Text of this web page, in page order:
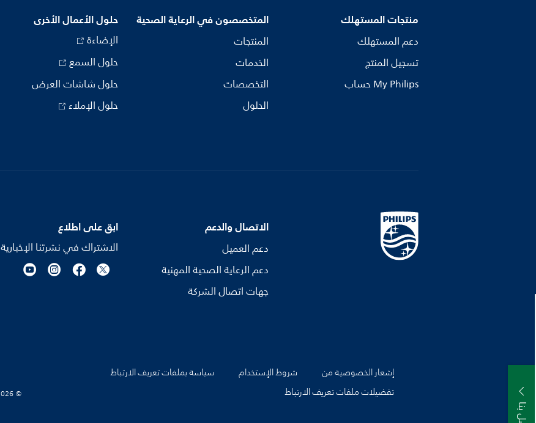
منتجات المستهلك
دعم المستهلك
تسجيل المنتج
My Philips حساب
المتخصصون في الرعاية الصحية
المنتجات
الخدمات
التخصصات
الحلول
حلول الأعمال الأخرى
الإضاءة
حلول السمع
حلول شاشات العرض
حلول الإملاء
الاتصال والدعم
دعم العميل
دعم الرعاية الصحية المهنية
جهات اتصال الشركة
ابق على اطلاع
الاشتراك في نشرتنا الإخبارية
إشعار الخصوصية من شروط الإستخدام
سياسة بملفات تعريف الارتباط
تفضيلات ملفات تعريف الارتباط
© Koninklijke Philips N.V., 2004 - 2026. كل الحقوق محفوظة.